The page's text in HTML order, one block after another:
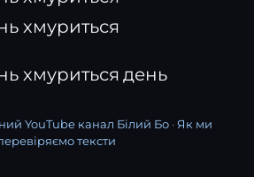
хмуриться
хмуриться день
YouTube канал Білий Бо · Як ми
тексти